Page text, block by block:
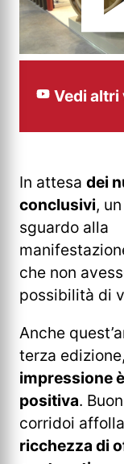
Vedi altri
In attesa dei
conclusivi,
sguardo alla
che non
possibilità di
Anche
terza edizione,
impressione
positiva.
corridoi
ricchezza di